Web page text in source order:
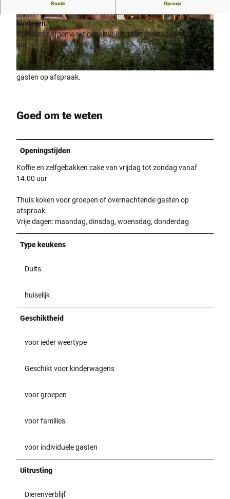
© Lippe Tourismus & Marketing GmbH |
© Lippe Tourismus & Marketing GmbH |
CC-BY-SA
© Teutoburger Wald / LTM GmbH, D. Ketz |
CC-BY-SA
Route Oproep
kinderen.
Koffie en zelfgemaakt gebak vrijdag t/m zondag vanaf 14.00
uur
Huisgemaakte gerechten voor groepen of overnachtende
gasten op afspraak.
Goed om te weten
Openingstijden
Koffie en zelfgebakken cake van vrijdag tot zondag vanaf
14.00 uur
Thuis koken voor groepen of overnachtende gasten op
afspraak.
Vrije dagen: maandag, dinsdag, woensdag, donderdag
Type keukens
Duits
huiselijk
Geschiktheid
voor ieder weertype
Geschikt voor kinderwagens
voor groepen
voor families
voor individuele gasten
Uitrusting
Dierenverblijf